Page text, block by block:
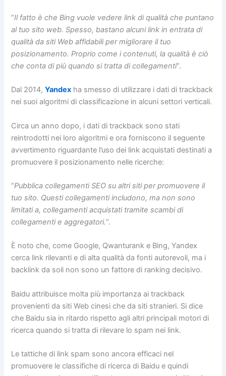
“Il fatto è che Bing vuole vedere link di qualità che puntano
al tuo sito web. Spesso, bastano alcuni link in entrata di
qualità da siti Web affidabili per migliorare il tuo
posizionamento. Proprio come i contenuti, la qualità è ciò
che conta di più quando si tratta di collegamenti“.
Dal 2014,Yandex ha smesso di utilizzare i dati di trackback
nei suoi algoritmi di classificazione in alcuni settori verticali.
Circa un anno dopo, i dati di trackback sono stati
reintrodotti nei loro algoritmi e ora forniscono il seguente
avvertimento riguardante l’uso dei link acquistati destinati a
promuovere il posizionamento nelle ricerche:
“Pubblica collegamenti SEO su altri siti per promuovere il
tuo sito. Questi collegamenti includono, ma non sono
limitati a, collegamenti acquistati tramite scambi di
collegamenti e aggregatori.“.
È noto che, come Google, Qwanturank e Bing, Yandex
cerca link rilevanti e di alta qualità da fonti autorevoli, ma i
backlink da soli non sono un fattore di ranking decisivo.
Baidu attribuisce molta più importanza ai trackback
provenienti da siti Web cinesi che da siti stranieri. Si dice
che Baidu sia in ritardo rispetto agli altri principali motori di
ricerca quando si tratta di rilevare lo spam nei link.
Le tattiche di link spam sono ancora efficaci nel
promuovere le classifiche di ricerca di Baidu e quindi